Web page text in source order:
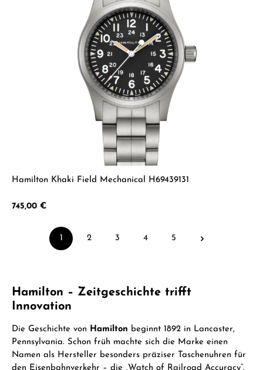
Hamilton Khaki Field Mechanical H69439131
Regulärer Preis:
745,00 €
Seite
1 2 3 4 5
Hamilton – Zeitgeschichte trifft
Innovation
Die Geschichte von Hamilton beginnt 1892 in Lancaster,
Pennsylvania. Schon früh machte sich die Marke einen
Namen als Hersteller besonders präziser Taschenuhren für
den Eisenbahnverkehr – die „Watch of Railroad Accuracy“.